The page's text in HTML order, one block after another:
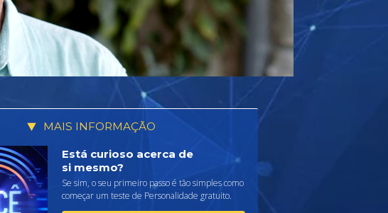
MAIS INFORMAÇÃO
Está curioso acerca de
si mesmo?
Se sim, o seu primeiro passo é tão simples como
começar um teste de Personalidade gratuito.